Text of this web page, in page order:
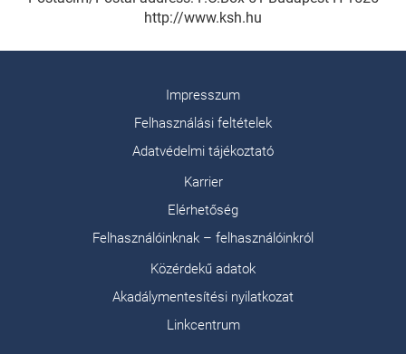
http://www.ksh.hu
Impresszum
Felhasználási feltételek
Adatvédelmi tájékoztató
Karrier
Elérhetőség
Felhasználóinknak – felhasználóinkról
Közérdekű adatok
Akadálymentesítési nyilatkozat
Linkcentrum